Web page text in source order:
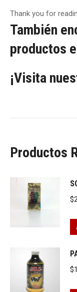
Thank you for
También
productos
¡Visita
Productos
$
$